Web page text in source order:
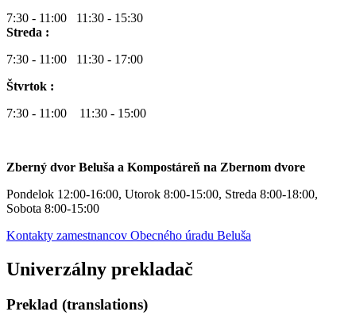
7:30 - 11:00 11:30 - 15:30
Streda :
7:30 - 11:00 11:30 - 17:00
Štvrtok :
7:30 - 11:00 11:30 - 15:00
Zberný dvor Beluša a Kompostáreň na Zbernom dvore
Pondelok 12:00-16:00, Utorok 8:00-15:00, Streda 8:00-18:00,
Sobota 8:00-15:00
Kontakty zamestnancov Obecného úradu Beluša
Univerzálny prekladač
Preklad (translations)